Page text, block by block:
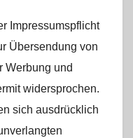
Impressumspflicht
Übersendung von
Werbung und
widersprochen.
sich ausdrücklich